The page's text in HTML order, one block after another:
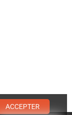
ACCEPTER